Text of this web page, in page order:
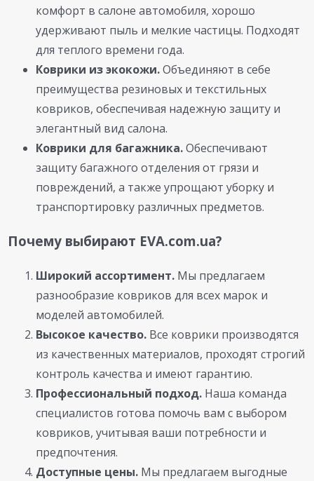
комфорт в салоне автомобиля, хорошо
удерживают пыль и мелкие частицы. Подходят
для теплого времени года.
Коврики из экокожи.Объединяют в себе
преимущества резиновых и текстильных
ковриков, обеспечивая надежную защиту и
элегантный вид салона.
Коврики для багажника.Обеспечивают
защиту багажного отделения от грязи и
повреждений, а также упрощают уборку и
транспортировку различных предметов.
Почему выбирают EVA.com.ua?
Широкий ассортимент. Мы предлагаем
разнообразие ковриков для всех марок и
моделей автомобилей.
Высокое качество. Все коврики производятся
из качественных материалов, проходят строгий
контроль качества и имеют гарантию.
Профессиональный подход. Наша команда
специалистов готова помочь вам с выбором
ковриков, учитывая ваши потребности и
предпочтения.
Доступные цены. Мы предлагаем выгодные